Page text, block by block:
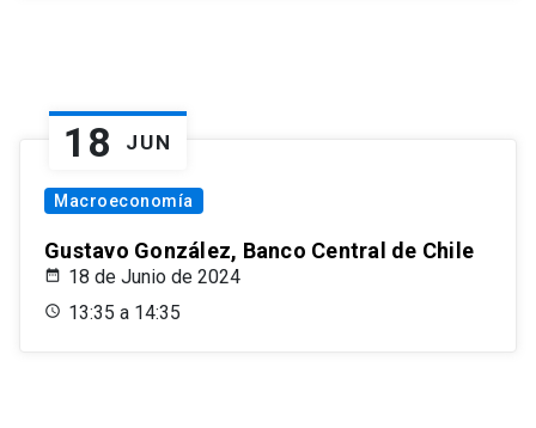
18 JUN
Macroeconomía
Gustavo González, Banco Central de Chile
18 de Junio de 2024
13:35 a 14:35